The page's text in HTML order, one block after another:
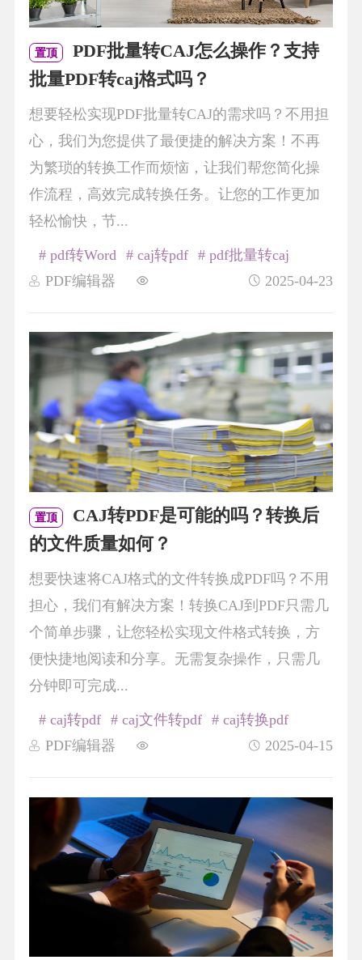
置顶
PDF批量转CAJ怎么操作？支持
批量PDF转caj格式吗？
想要轻松实现PDF批量转CAJ的需求吗？不用担
心，我们为您提供了最便捷的解决方案！不再
为繁琐的转换工作而烦恼，让我们帮您简化操
作流程，高效完成转换任务。让您的工作更加
轻松愉快，节...
PDF编辑器 2025-04-23
# pdf转Word # caj转pdf # pdf批量转caj
置顶
CAJ转PDF是可能的吗？转换后
的文件质量如何？
想要快速将CAJ格式的文件转换成PDF吗？不用
担心，我们有解决方案！转换CAJ到PDF只需几
个简单步骤，让您轻松实现文件格式转换，方
便快捷地阅读和分享。无需复杂操作，只需几
分钟即可完成...
PDF编辑器 2025-04-15
# caj转pdf # caj文件转pdf # caj转换pdf